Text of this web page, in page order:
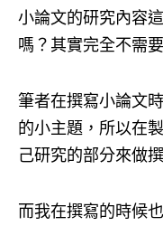
小論文的研究內容
嗎？其實完全不需要
筆者在撰寫小論文
的小主題，所以在
己研究的部分來做
而我在撰寫的時候